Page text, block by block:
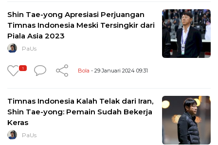
Shin Tae-yong Apresiasi Perjuangan
Timnas Indonesia Meski Tersingkir dari
Piala Asia 2023
PaUs
1 Bola - 29 Januari 2024 09:31
Timnas Indonesia Kalah Telak dari Iran,
Shin Tae-yong: Pemain Sudah Bekerja
Keras
PaUs